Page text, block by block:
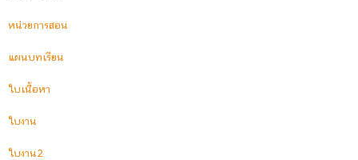
หน่วยการสอน
แผนบทเรียน
ใบเนื้อหา
ใบงาน
ใบงาน2